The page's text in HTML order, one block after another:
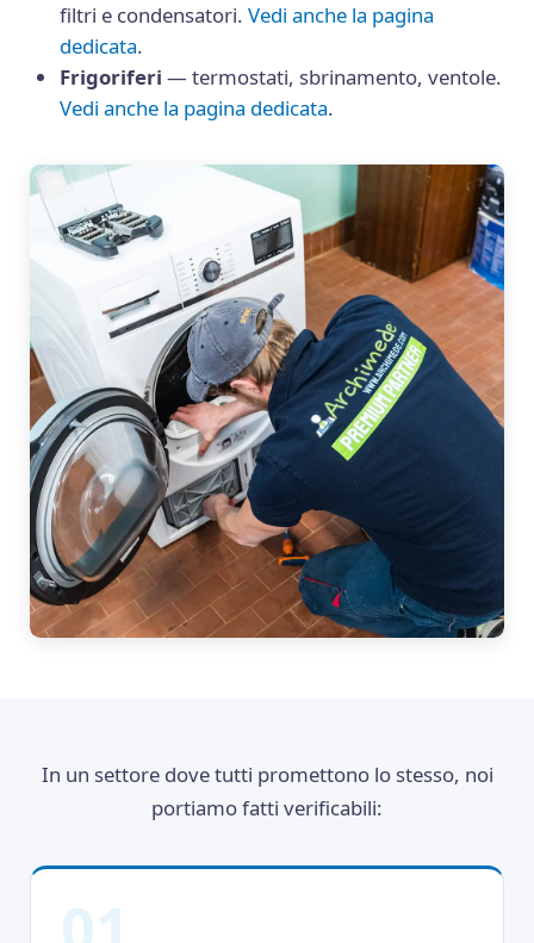
filtri e condensatori.Vedi anche la pagina
dedicata.
Frigoriferi — termostati, sbrinamento, ventole.
Vedi anche la pagina dedicata.
In un settore dove tutti promettono lo stesso, noi
portiamo fatti verificabili: